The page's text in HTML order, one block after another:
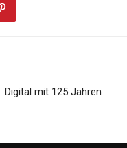
Digital mit 125 Jahren